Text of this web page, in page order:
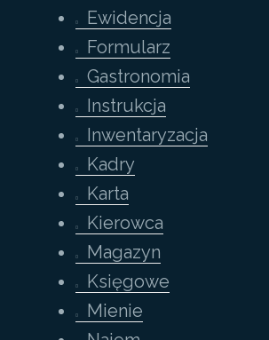
Ewidencja
Formularz
Gastronomia
Instrukcja
Inwentaryzacja
Kadry
Karta
Kierowca
Magazyn
Księgowe
Mienie